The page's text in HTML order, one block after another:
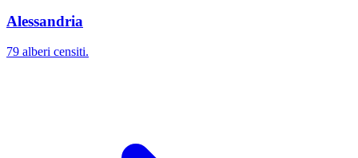
Alessandria
79 alberi censiti.